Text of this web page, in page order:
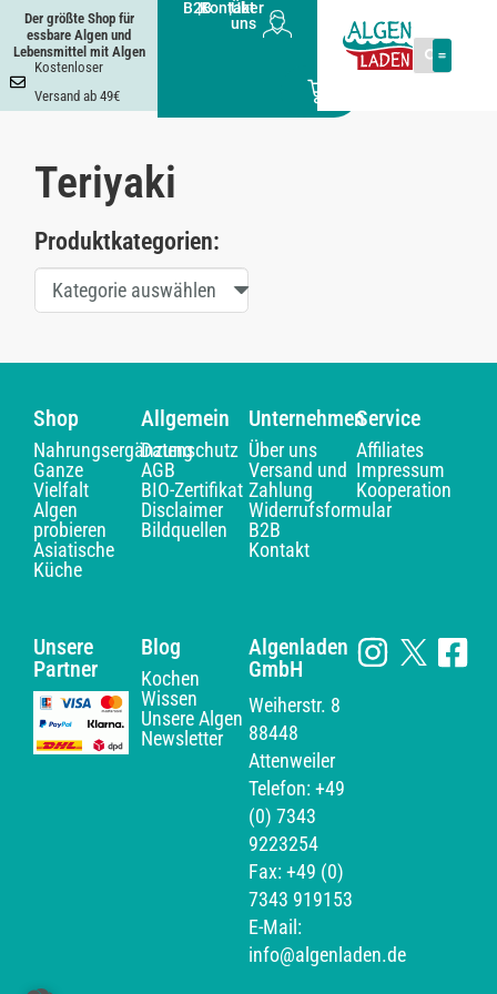
Der größte Shop für
essbare Algen und
Lebensmittel mit Algen
Kostenloser
Versand ab 49€
B2B
|Kontakt
|Über
uns
Teriyaki
Produktkategorien:
Kategorie auswählen
Shop
Nahrungsergänzung
Ganze
Vielfalt
Algen
probieren
Asiatische
Küche
Allgemein
Datenschutz
AGB
BIO-Zertifikat
Disclaimer
Bildquellen
Unternehmen
Über uns
Versand und
Zahlung
Widerrufsformular
B2B
Kontakt
Service
Affiliates
Impressum
Kooperation
Unsere
Partner
Blog
Kochen
Wissen
Unsere Algen
Newsletter
Algenladen
GmbH
Weiherstr. 8
88448
Attenweiler
Telefon: +49
(0) 7343
9223254
Fax: +49 (0)
7343 919153
E-Mail:
info@algenladen.de